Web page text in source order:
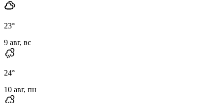
23°
9 авг, вс
24°
10 авг, пн